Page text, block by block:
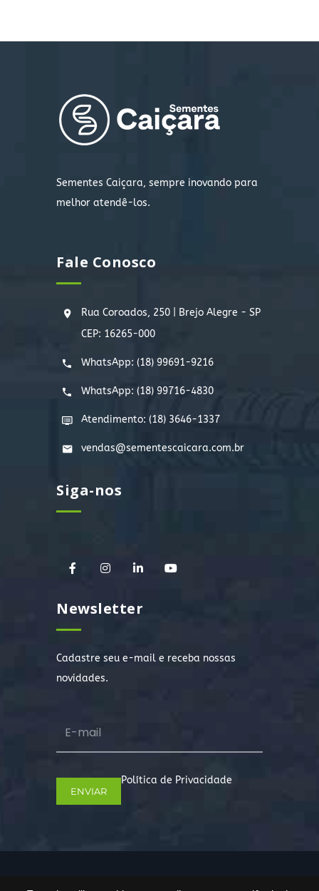
Sementes Caiçara, sempre inovando para
melhor atendê-los.
Fale Conosco
Rua Coroados, 250 | Brejo Alegre - SP
CEP: 16265-000
WhatsApp: (18) 99691-9216
WhatsApp: (18) 99716-4830
Atendimento: (18) 3646-1337
vendas@sementescaicara.com.br
Siga-nos
Newsletter
Cadastre seu e-mail e receba nossas
novidades.
Política de Privacidade